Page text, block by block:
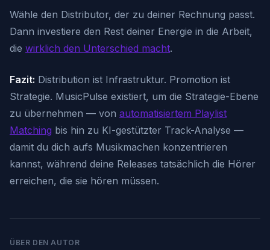
Wähle den Distributor, der zu deiner Rechnung passt.
Dann investiere den Rest deiner Energie in die Arbeit,
die wirklich den Unterschied macht.
Fazit: Distribution ist Infrastruktur. Promotion ist
Strategie. MusicPulse existiert, um die Strategie-Ebene
zu übernehmen — von automatisiertem Playlist
Matching bis hin zu KI-gestützter Track-Analyse —
damit du dich aufs Musikmachen konzentrieren
kannst, während deine Releases tatsächlich die Hörer
erreichen, die sie hören müssen.
ÜBER DEN AUTOR